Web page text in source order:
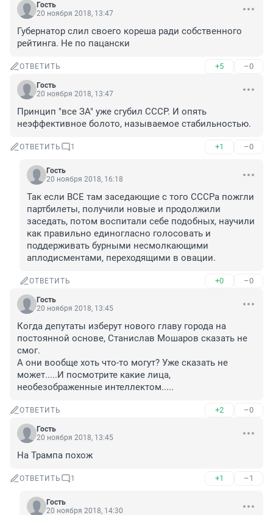
Гость
20 ноября 2018, 13:47
Губернатор слил своего кореша ради собственного
рейтинга. Не по пацански
ОТВЕТИТЬ +5 –0
Гость
20 ноября 2018, 13:47
Принцип "все ЗА" уже сгубил СССР. И опять
неэффективное болото, называемое стабильностью.
ОТВЕТИТЬ 1 +1 –0
Гость
20 ноября 2018, 16:18
Так если ВСЕ там заседающие с того СССРа пожгли
партбилеты, получили новые и продолжили
заседать, потом воспитали себе подобных, научили
как правильно единогласно голосовать и
поддерживать бурными несмолкающими
аплодисментами, переходящими в овации.
ОТВЕТИТЬ +0 –0
Гость
20 ноября 2018, 13:45
Когда депутаты изберут нового главу города на
постоянной основе, Станислав Мошаров сказать не
смог.
А они вообще хоть что-то могут? Уже сказать не
может.....И посмотрите какие лица,
необезображенные интеллектом.....
ОТВЕТИТЬ +2 –0
Гость
20 ноября 2018, 13:45
На Трампа похож
ОТВЕТИТЬ 1 +1 –1
Гость
20 ноября 2018, 14:30